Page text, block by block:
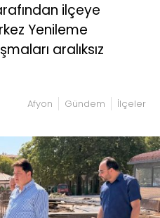
ilçeye
Yenileme
aralıksız
Afyon Gündem İlçeler